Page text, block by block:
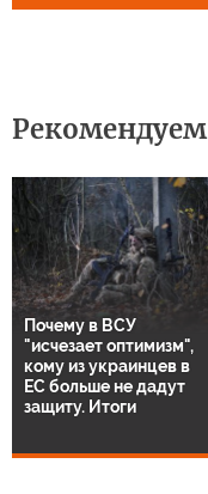
Рекомендуем
Почему в ВСУ
"исчезает оптимизм",
кому из украинцев в
ЕС больше не дадут
защиту. Итоги